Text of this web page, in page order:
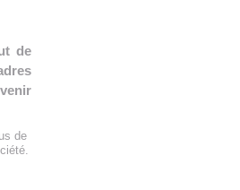
de
de